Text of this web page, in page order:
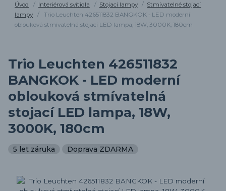
Úvod Interiérová svítidla Stojací lampy
Stmívatelné stojací
lampy
Trio Leuchten 426511832 BANGKOK - LED moderní
oblouková stmívatelná stojací LED lampa, 18W, 3000K, 180cm
Trio Leuchten 426511832
BANGKOK - LED moderní
oblouková stmívatelná
stojací LED lampa, 18W,
3000K, 180cm
5 let záruka Doprava ZDARMA